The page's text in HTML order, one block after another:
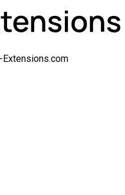
Extensions.com